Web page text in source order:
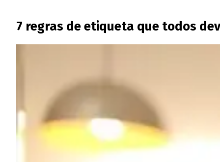
7 regras de etiqueta que todos